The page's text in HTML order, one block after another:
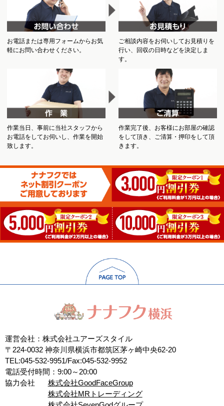
お電話または専用フォームからお気
軽にお問い合わせください。
ご相談内容をお伺いしてお見積りを
行い、回収の日時などを決定しま
す。
作業当日、事前に当社スタッフから
お電話をしてお伺いし、作業を開始
致します。
作業完了後、お客様にお部屋の確認
をして頂き、ご清算・押印をして頂
きます。
運営会社：株式会社ユアーズスタイル
〒224-0032 神奈川県横浜市都筑区茅ヶ崎中央62-20
TEL:045-532-9951/Fax:045-532-9952
電話受付時間：9:00～20:00
協力会社
株式会社GoodFaceGroup
株式会社MRトレーディング